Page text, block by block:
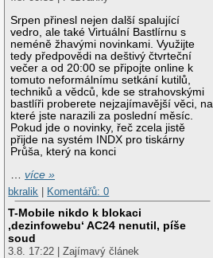
Srpen přinesl nejen další spalující
vedro, ale také Virtuální Bastlírnu s
neméně žhavými novinkami. Využijte
tedy předpovědi na deštivý čtvrteční
večer a od 20:00 se připojte online k
tomuto neformálnímu setkání kutilů,
techniků a vědců, kde se strahovskými
bastlíři proberete nejzajímavější věci, na
které jste narazili za poslední měsíc.
Pokud jde o novinky, řeč zcela jistě
přijde na systém INDX pro tiskárny
Průša, který na konci
…více »
bkralik
Komentářů: 0
T-Mobile nikdo k blokaci
‚dezinfowebu‘ AC24 nenutil, píše
soud
3.8. 17:22 | Zajímavý článek